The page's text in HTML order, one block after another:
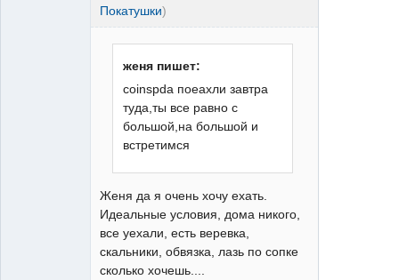
Покатушки)
женя пишет:
coinspda поеахли завтра
туда,ты все равно с
большой,на большой и
встретимся
Женя да я очень хочу ехать.
Идеальные условия, дома никого,
все уехали, есть веревка,
скальники, обвязка, лазь по сопке
сколько хочешь....